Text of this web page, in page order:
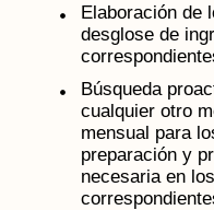
Elaboración de
desglose de
Búsqueda
cualquier otro
mensual para
preparación y
necesaria en